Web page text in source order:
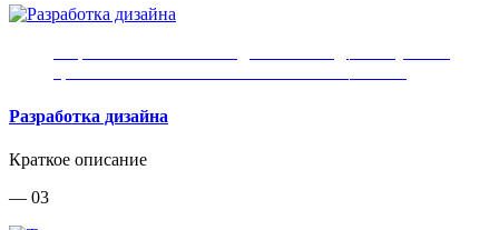
Разработка дизайна
Краткое описание
— 03